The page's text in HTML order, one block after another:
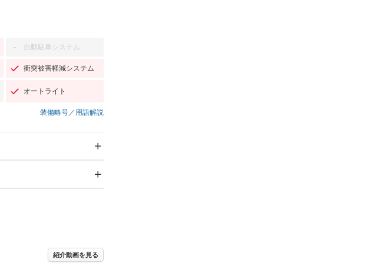
－ 自動駐車システム
衝突被害軽減システム
オートライト
装備略号／用語解説
センターデフロック
キーレス 紹介動画を見る